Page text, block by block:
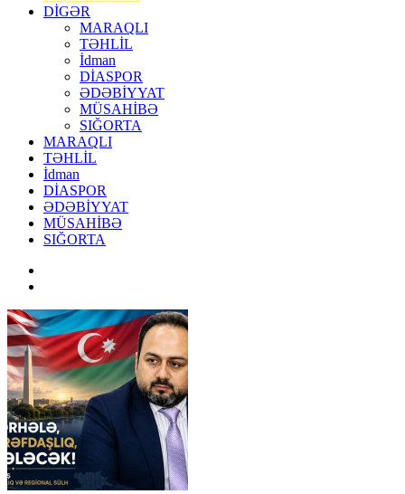
DİGƏR
MARAQLI
TƏHLİL
İdman
DİASPOR
ƏDƏBİYYAT
MÜSAHİBƏ
SIĞORTA
MARAQLI
TƏHLİL
İdman
DİASPOR
ƏDƏBİYYAT
MÜSAHİBƏ
SIĞORTA